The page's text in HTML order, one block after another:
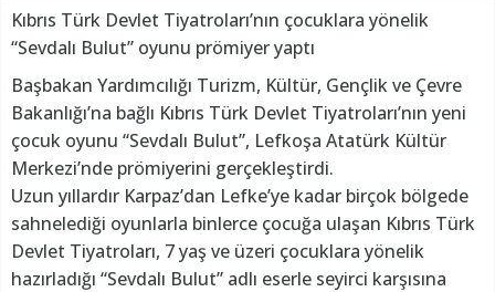
Kıbrıs Türk Devlet Tiyatroları’nın çocuklara yönelik
“Sevdalı Bulut” oyunu prömiyer yaptı
Başbakan Yardımcılığı Turizm, Kültür, Gençlik ve Çevre
Bakanlığı’na bağlı Kıbrıs Türk Devlet Tiyatroları’nın yeni
çocuk oyunu “Sevdalı Bulut”, Lefkoşa Atatürk Kültür
Merkezi’nde prömiyerini gerçekleştirdi.
Uzun yıllardır Karpaz’dan Lefke’ye kadar birçok bölgede
sahnelediği oyunlarla binlerce çocuğa ulaşan Kıbrıs Türk
Devlet Tiyatroları, 7 yaş ve üzeri çocuklara yönelik
hazırladığı “Sevdalı Bulut” adlı eserle seyirci karşısına